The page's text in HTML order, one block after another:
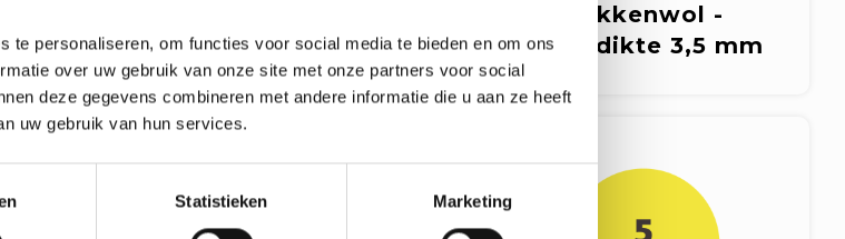
te personaliseren, om functies voor social media te bieden en om ons
over uw gebruik van onze site met onze partners voor social
deze gegevens combineren met andere informatie die u aan ze heeft
uw gebruik van hun services.
Statistieken Marketing
naalddikte 3 mm
Sokkenwol -
naalddikte 3,5 mm